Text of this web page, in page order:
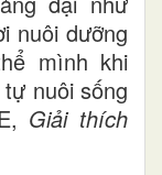
nuôi dưỡng
mình khi
nuôi sống
Giải thích